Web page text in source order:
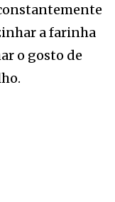
a farinha
o gosto de